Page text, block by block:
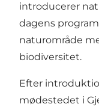
introducerer
dagens
naturområde
biodiversitet.
Efter
mødestedet i